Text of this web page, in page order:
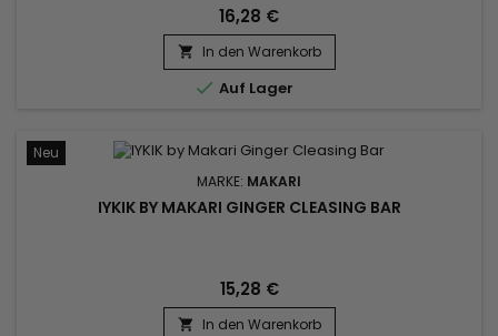
16,28 €
 In den Warenkorb
 Auf Lager
Neu
MARKE: MAKARI
IYKIK BY MAKARI GINGER CLEASING BAR
15,28 €
 In den Warenkorb